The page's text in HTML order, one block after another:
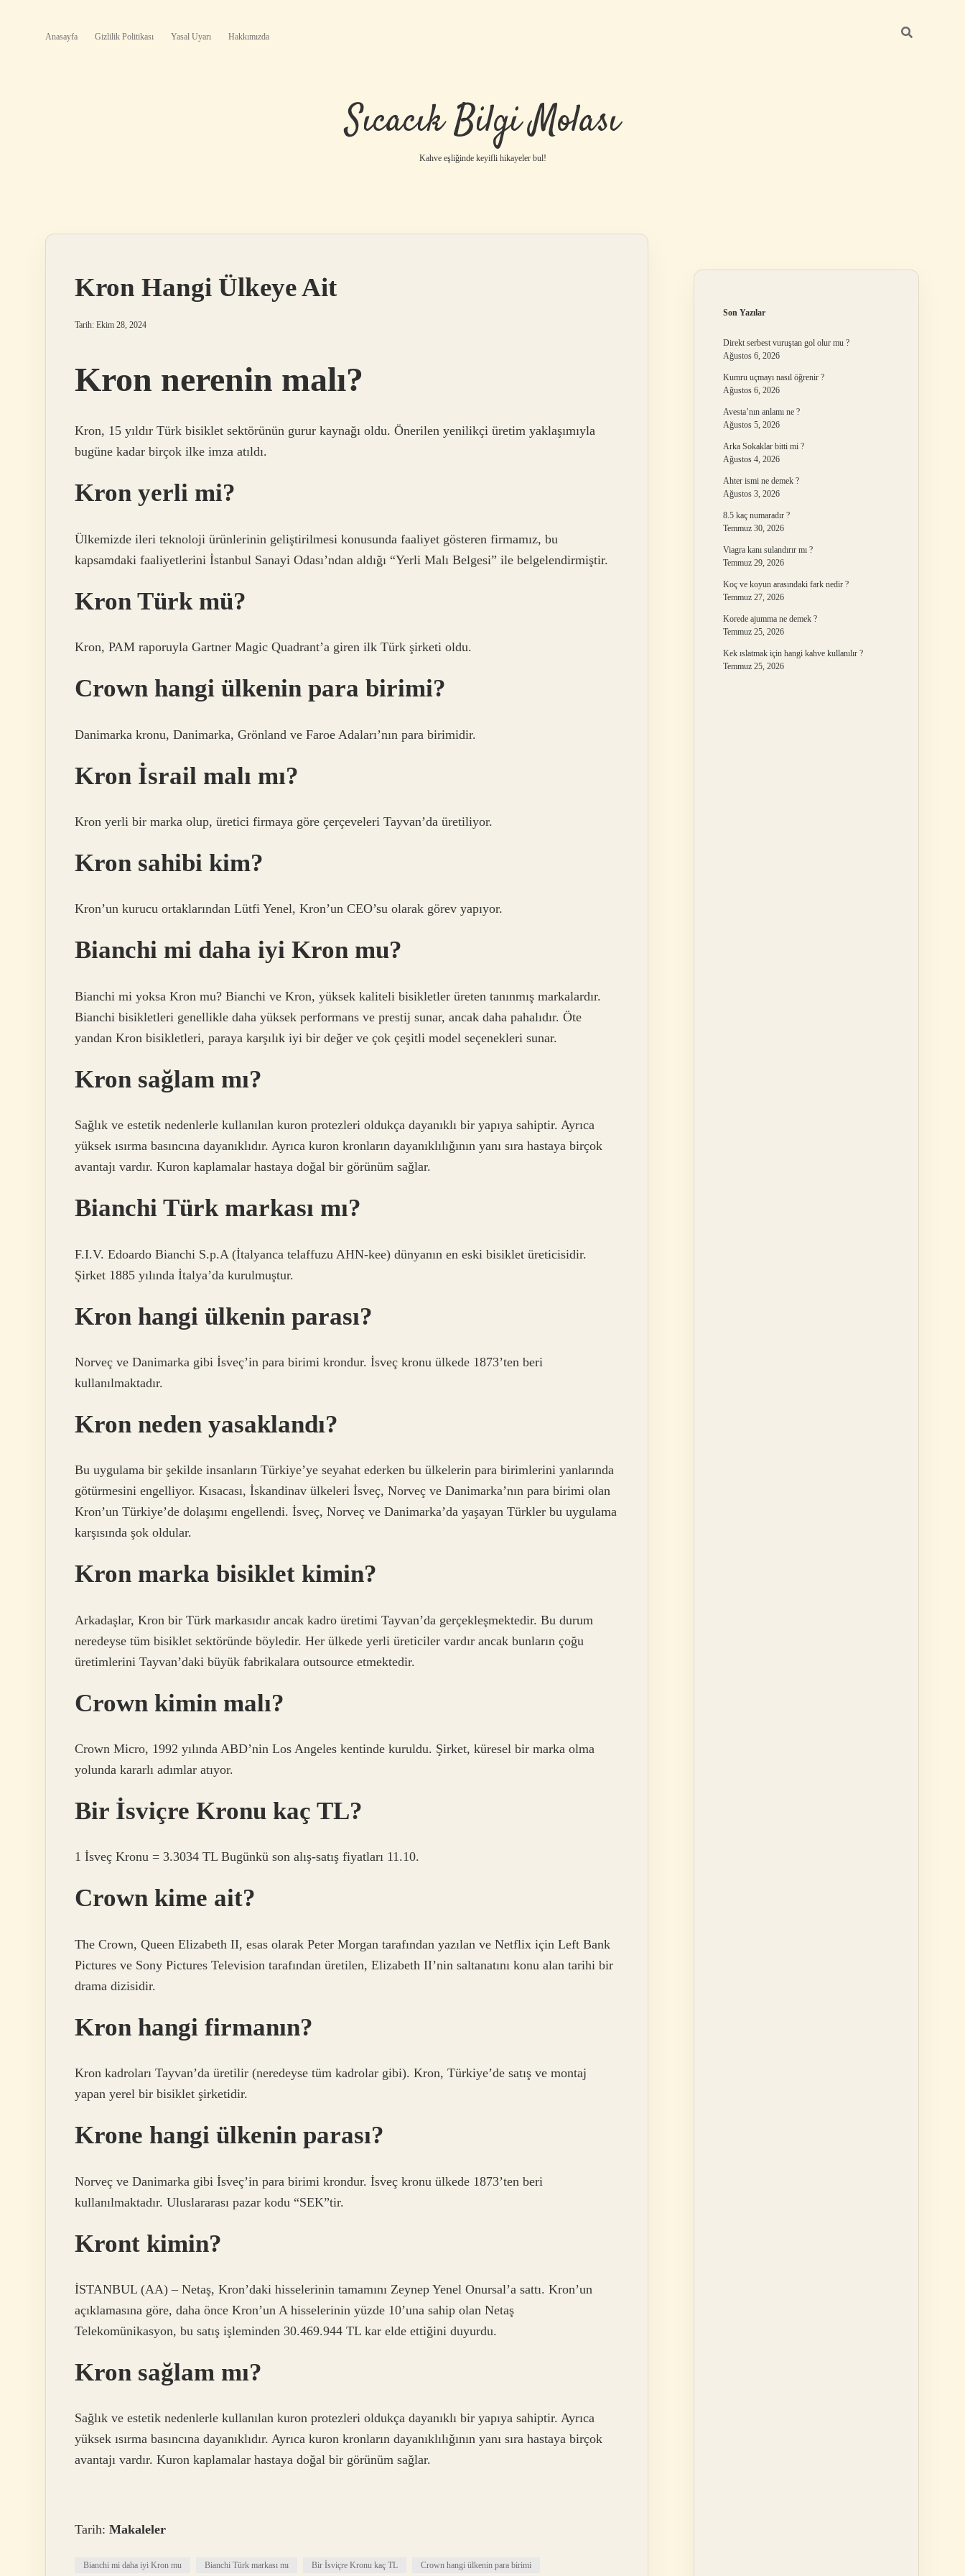
Anasayfa Gizlilik Politikası Yasal Uyarı Hakkımızda
Sıcacık Bilgi Molası
Kahve eşliğinde keyifli hikayeler bul!
Kron Hangi Ülkeye Ait
Tarih: Ekim 28, 2024
Kron nerenin malı?
Kron, 15 yıldır Türk bisiklet sektörünün gurur kaynağı oldu. Önerilen yenilikçi üretim yaklaşımıyla
bugüne kadar birçok ilke imza atıldı.
Kron yerli mi?
Ülkemizde ileri teknoloji ürünlerinin geliştirilmesi konusunda faaliyet gösteren firmamız, bu
kapsamdaki faaliyetlerini İstanbul Sanayi Odası’ndan aldığı “Yerli Malı Belgesi” ile belgelendirmiştir.
Kron Türk mü?
Kron, PAM raporuyla Gartner Magic Quadrant’a giren ilk Türk şirketi oldu.
Crown hangi ülkenin para birimi?
Danimarka kronu, Danimarka, Grönland ve Faroe Adaları’nın para birimidir.
Kron İsrail malı mı?
Kron yerli bir marka olup, üretici firmaya göre çerçeveleri Tayvan’da üretiliyor.
Kron sahibi kim?
Kron’un kurucu ortaklarından Lütfi Yenel, Kron’un CEO’su olarak görev yapıyor.
Bianchi mi daha iyi Kron mu?
Bianchi mi yoksa Kron mu? Bianchi ve Kron, yüksek kaliteli bisikletler üreten tanınmış markalardır.
Bianchi bisikletleri genellikle daha yüksek performans ve prestij sunar, ancak daha pahalıdır. Öte
yandan Kron bisikletleri, paraya karşılık iyi bir değer ve çok çeşitli model seçenekleri sunar.
Kron sağlam mı?
Sağlık ve estetik nedenlerle kullanılan kuron protezleri oldukça dayanıklı bir yapıya sahiptir. Ayrıca
yüksek ısırma basıncına dayanıklıdır. Ayrıca kuron kronların dayanıklılığının yanı sıra hastaya birçok
avantajı vardır. Kuron kaplamalar hastaya doğal bir görünüm sağlar.
Bianchi Türk markası mı?
F.I.V. Edoardo Bianchi S.p.A (İtalyanca telaffuzu AHN-kee) dünyanın en eski bisiklet üreticisidir.
Şirket 1885 yılında İtalya’da kurulmuştur.
Kron hangi ülkenin parası?
Norveç ve Danimarka gibi İsveç’in para birimi krondur. İsveç kronu ülkede 1873’ten beri
kullanılmaktadır.
Kron neden yasaklandı?
Bu uygulama bir şekilde insanların Türkiye’ye seyahat ederken bu ülkelerin para birimlerini yanlarında
götürmesini engelliyor. Kısacası, İskandinav ülkeleri İsveç, Norveç ve Danimarka’nın para birimi olan
Kron’un Türkiye’de dolaşımı engellendi. İsveç, Norveç ve Danimarka’da yaşayan Türkler bu uygulama
karşısında şok oldular.
Kron marka bisiklet kimin?
Arkadaşlar, Kron bir Türk markasıdır ancak kadro üretimi Tayvan’da gerçekleşmektedir. Bu durum
neredeyse tüm bisiklet sektöründe böyledir. Her ülkede yerli üreticiler vardır ancak bunların çoğu
üretimlerini Tayvan’daki büyük fabrikalara outsource etmektedir.
Crown kimin malı?
Crown Micro, 1992 yılında ABD’nin Los Angeles kentinde kuruldu. Şirket, küresel bir marka olma
yolunda kararlı adımlar atıyor.
Bir İsviçre Kronu kaç TL?
1 İsveç Kronu = 3.3034 TL Bugünkü son alış-satış fiyatları 11.10.
Crown kime ait?
The Crown, Queen Elizabeth II, esas olarak Peter Morgan tarafından yazılan ve Netflix için Left Bank
Pictures ve Sony Pictures Television tarafından üretilen, Elizabeth II’nin saltanatını konu alan tarihi bir
drama dizisidir.
Kron hangi firmanın?
Kron kadroları Tayvan’da üretilir (neredeyse tüm kadrolar gibi). Kron, Türkiye’de satış ve montaj
yapan yerel bir bisiklet şirketidir.
Krone hangi ülkenin parası?
Norveç ve Danimarka gibi İsveç’in para birimi krondur. İsveç kronu ülkede 1873’ten beri
kullanılmaktadır. Uluslararası pazar kodu “SEK”tir.
Kront kimin?
İSTANBUL (AA) – Netaş, Kron’daki hisselerinin tamamını Zeynep Yenel Onursal’a sattı. Kron’un
açıklamasına göre, daha önce Kron’un A hisselerinin yüzde 10’una sahip olan Netaş
Telekomünikasyon, bu satış işleminden 30.469.944 TL kar elde ettiğini duyurdu.
Kron sağlam mı?
Sağlık ve estetik nedenlerle kullanılan kuron protezleri oldukça dayanıklı bir yapıya sahiptir. Ayrıca
yüksek ısırma basıncına dayanıklıdır. Ayrıca kuron kronların dayanıklılığının yanı sıra hastaya birçok
avantajı vardır. Kuron kaplamalar hastaya doğal bir görünüm sağlar.
Tarih: Makaleler
Bianchi mi daha iyi Kron mu Bianchi Türk markası mı Bir İsviçre Kronu kaç TL Crown hangi ülkenin para birimi
Son Yazılar
Direkt serbest vuruştan gol olur mu ?
Ağustos 6, 2026
Kumru uçmayı nasıl öğrenir ?
Ağustos 6, 2026
Avesta’nın anlamı ne ?
Ağustos 5, 2026
Arka Sokaklar bitti mi ?
Ağustos 4, 2026
Ahter ismi ne demek ?
Ağustos 3, 2026
8.5 kaç numaradır ?
Temmuz 30, 2026
Viagra kanı sulandırır mı ?
Temmuz 29, 2026
Koç ve koyun arasındaki fark nedir ?
Temmuz 27, 2026
Korede ajumma ne demek ?
Temmuz 25, 2026
Kek ıslatmak için hangi kahve kullanılır ?
Temmuz 25, 2026